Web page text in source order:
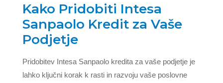
Kako Pridobiti Intesa
Sanpaolo Kredit za Vaše
Podjetje
Pridobitev Intesa Sanpaolo kredita za vaše podjetje je
lahko ključni korak k rasti in razvoju vaše poslovne